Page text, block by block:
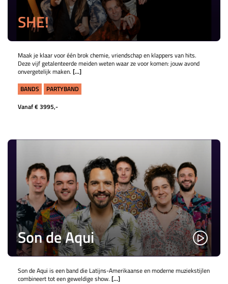
SHE!
Maak je klaar voor één brok chemie, vriendschap en klappers van hits.
Deze vijf getalenteerde meiden weten waar ze voor komen: jouw avond
onvergetelijk maken. [...]
BANDS
PARTYBAND
Vanaf € 3995,-
Son de Aqui
Son de Aqui is een band die Latijns-Amerikaanse en moderne muziekstijlen
combineert tot een geweldige show. [...]